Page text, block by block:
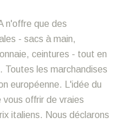
n'offre que des
- sacs à main,
ceintures - tout en
Toutes les marchandises
européenne. L'idée du
offrir de vraies
italiens. Nous déclarons